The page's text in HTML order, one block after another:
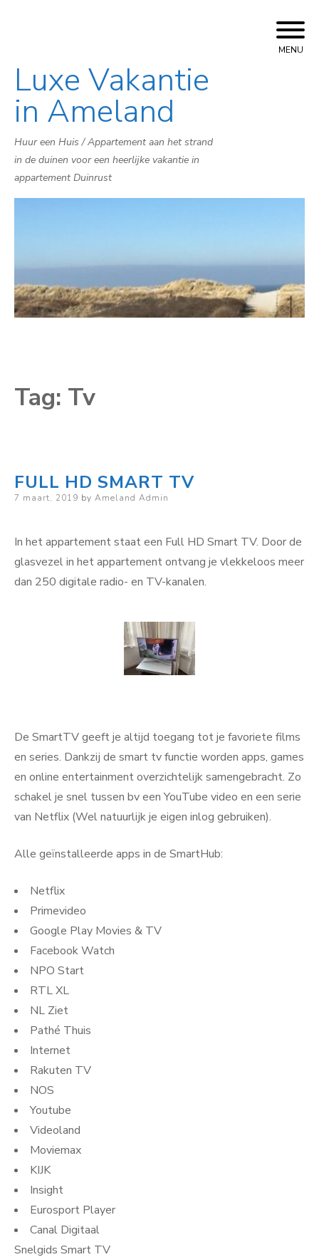
Skip
to
content
Luxe Vakantie
in Ameland
Huur een Huis / Appartement aan het strand
in de duinen voor een heerlijke vakantie in
appartement Duinrust
MENU
Tag: Tv
FULL HD SMART TV
Posted
7 maart, 2019 by Ameland Admin
In het appartement staat een Full HD Smart TV. Door de
glasvezel in het appartement ontvang je vlekkeloos meer
dan 250 digitale radio- en TV-kanalen.
De SmartTV geeft je altijd toegang tot je favoriete films
en series. Dankzij de smart tv functie worden apps, games
en online entertainment overzichtelijk samengebracht. Zo
schakel je snel tussen bv een YouTube video en een serie
van Netflix (Wel natuurlijk je eigen inlog gebruiken).
Alle geïnstalleerde apps in de SmartHub:
Netflix
Primevideo
Google Play Movies & TV
Facebook Watch
NPO Start
RTL XL
NL Ziet
Pathé Thuis
Internet
Rakuten TV
NOS
Youtube
Videoland
Moviemax
KIJK
Insight
Eurosport Player
Canal Digitaal
Snelgids Smart TV